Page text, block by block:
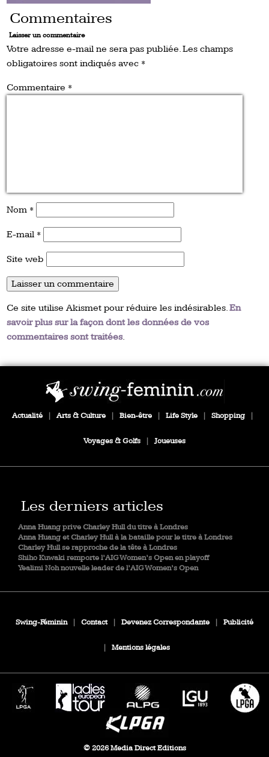
Commentaires
Laisser un commentaire
Votre adresse e-mail ne sera pas publiée.Les champs
obligatoires sont indiqués avec *
Commentaire *
Nom *
E-mail *
Site web
Ce site utilise Akismet pour réduire les indésirables.En
savoir plus sur la façon dont les données de vos
commentaires sont traitées.
Actualité Arts & Culture Bien-être Life Style Shopping
Voyages & Golfs Joueuses
Les derniers articles
Anna Huang prive Charley Hull du titre à Londres
Anna Huang et Charley Hull à la bataille pour le titre à Londres
Charley Hull se rapproche de la tête à Londres
Shiho Kuwaki remporte l’AIG Women’s Open en playoff
Yealimi Noh nouvelle leader de l’AIG Women’s Open
Swing-Féminin Contact Devenez Correspondante Publicité
Mentions légales
© 2026 Media Direct Editions